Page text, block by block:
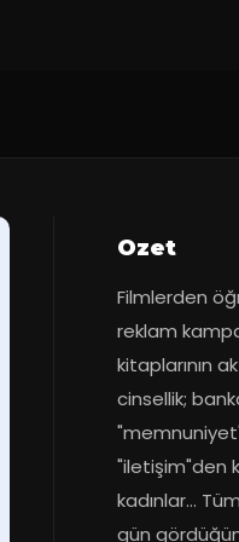
Ozet
Filmlerden
reklam
kitaplarının
cinsellik;
"iletişim"den
kadınlar...
gün